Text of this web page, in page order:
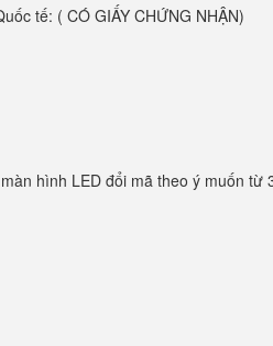
tế: ( CÓ GIẤY CHỨNG NHẬN)
hình LED đổi mã theo ý muốn từ